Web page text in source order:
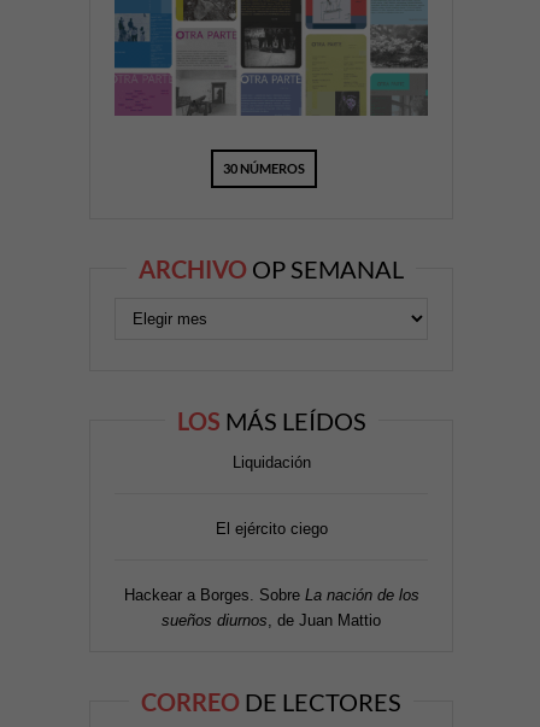
30 NÚMEROS
ARCHIVO OP SEMANAL
LOS MÁS LEÍDOS
Liquidación
El ejército ciego
Hackear a Borges. Sobre La nación de los
sueños diurnos , de Juan Mattio
CORREO DE LECTORES